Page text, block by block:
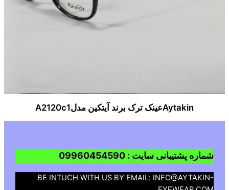
Aytakinعینک ترک برند آیتکین مدلA2120c1
شماره پشتیبانی سایت : 09960454590
BE INTUCH WITH US BY EMAIL: INFO@AYTAKIN-